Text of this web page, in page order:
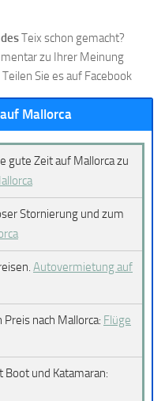
Teix schon gemacht?
zu Ihrer Meinung
Teilen Sie es auf Facebook
Mallorca
gute Zeit auf Mallorca zu
Stornierung und zum
Autovermietung auf
nach Mallorca: Flüge
und Katamaran: